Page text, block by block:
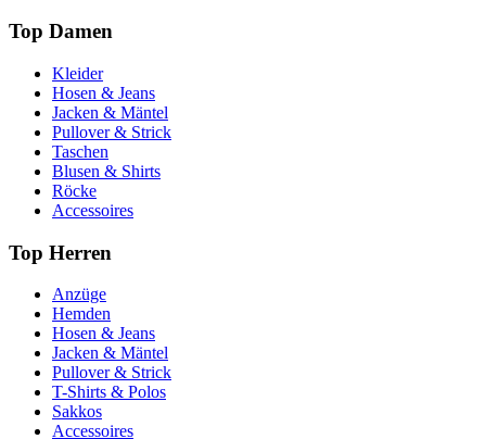
Top Damen
Kleider
Hosen & Jeans
Jacken & Mäntel
Pullover & Strick
Taschen
Blusen & Shirts
Röcke
Accessoires
Top Herren
Anzüge
Hemden
Hosen & Jeans
Jacken & Mäntel
Pullover & Strick
T-Shirts & Polos
Sakkos
Accessoires